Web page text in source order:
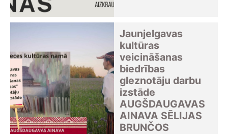
Jaunjelgavas
kultūras
veicināšanas
biedrības
gleznotāju darbu
izstāde
AUGŠDAUGAVAS
AINAVA SĒLIJAS
BRUNČOS